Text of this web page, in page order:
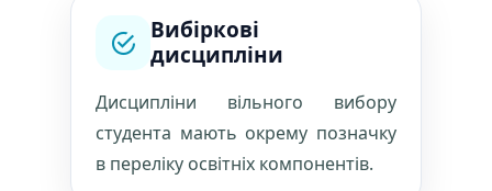
Вибіркові
дисципліни
Дисципліни вільного вибору
студента мають окрему позначку
в переліку освітніх компонентів.